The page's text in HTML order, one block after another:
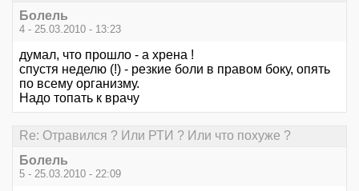
Болель
4 - 25.03.2010 - 13:23
думал, что прошло - а хрена !
спустя неделю (!) - резкие боли в правом боку, опять
по всему организму.
Надо топать к врачу
Re: Отравился ? Или РТИ ? Или что похуже ?
Болель
5 - 25.03.2010 - 22:09